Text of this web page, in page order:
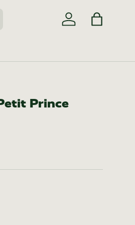
InloggenTas
Prince